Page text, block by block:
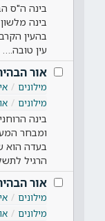
בינה ה"ס
בינה
בהעין
עין טובה.…
אור
מילונים
מילונים
בינה
ומבחר
בעדה הוא
הרגיל
אור
מילונים
מילונים